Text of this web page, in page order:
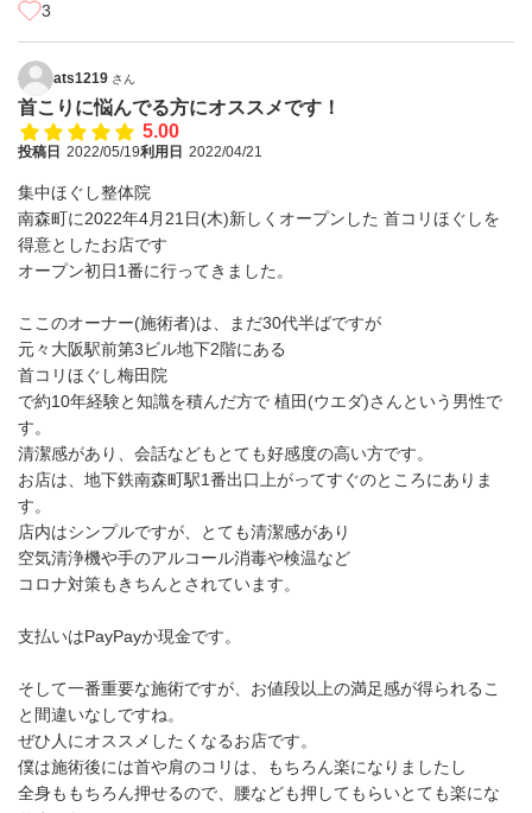
3
ats1219 さん
首こりに悩んでる方にオススメです！
5.00
投稿日 2022/05/19利用日 2022/04/21
集中ほぐし整体院
南森町に2022年4月21日(木)新しくオープンした 首コリほぐしを
得意としたお店です
オープン初日1番に行ってきました。
ここのオーナー(施術者)は、まだ30代半ばですが
元々大阪駅前第3ビル地下2階にある
首コリほぐし梅田院
で約10年経験と知識を積んだ方で 植田(ウエダ)さんという男性で
す。
清潔感があり、会話などもとても好感度の高い方です。
お店は、地下鉄南森町駅1番出口上がってすぐのところにありま
す。
店内はシンプルですが、とても清潔感があり
空気清浄機や手のアルコール消毒や検温など
コロナ対策もきちんとされています。
支払いはPayPayか現金です。
そして一番重要な施術ですが、お値段以上の満足感が得られるこ
と間違いなしですね。
ぜひ人にオススメしたくなるお店です。
僕は施術後には首や肩のコリは、もちろん楽になりましたし
全身ももちろん押せるので、腰なども押してもらいとても楽にな